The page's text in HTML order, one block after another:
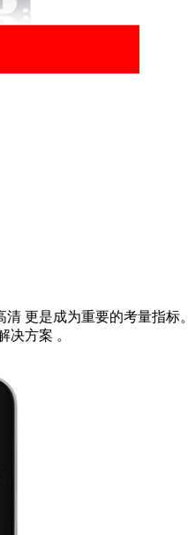
更是成为重要的考量指标。
方案 。